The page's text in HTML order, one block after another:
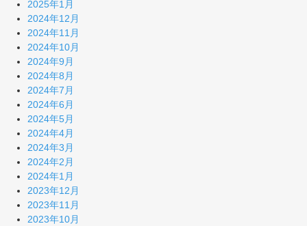
2025年1月
2024年12月
2024年11月
2024年10月
2024年9月
2024年8月
2024年7月
2024年6月
2024年5月
2024年4月
2024年3月
2024年2月
2024年1月
2023年12月
2023年11月
2023年10月